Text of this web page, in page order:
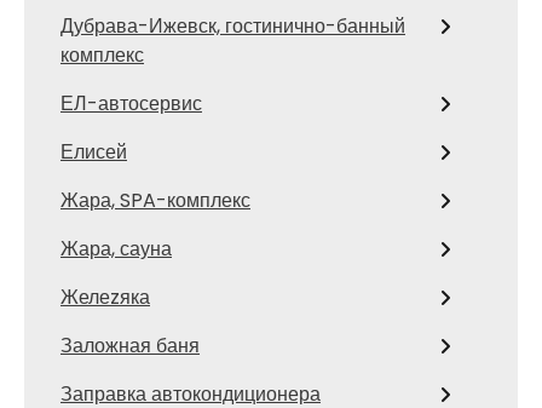
Дубрава-Ижевск, гостинично-банный
комплекс
ЕЛ-автосервис
Елисей
Жара, SPA-комплекс
Жара, сауна
Желеzяка
Заложная баня
Заправка автокондиционера